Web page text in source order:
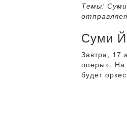
Темы:
Суми
Завтра, 17
оперы». На
будет